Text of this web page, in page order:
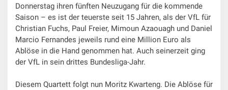
Donnerstag ihren fünften Neuzugang für die kommende
Saison – es ist der teuerste seit 15 Jahren, als der VfL für
Christian Fuchs, Paul Freier, Mimoun Azaouagh und Daniel
Marcio Fernandes jeweils rund eine Million Euro als
Ablöse in die Hand genommen hat. Auch seinerzeit ging
der VfL in sein drittes Bundesliga-Jahr.
Diesem Quartett folgt nun Moritz Kwarteng. Die Ablöse für